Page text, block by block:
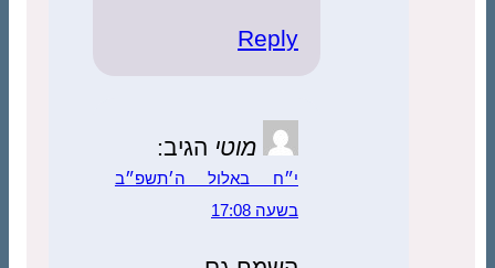
Reply
מוטי הגיב:
י״ח באלול ה׳תשפ״ב
בשעה 17:08